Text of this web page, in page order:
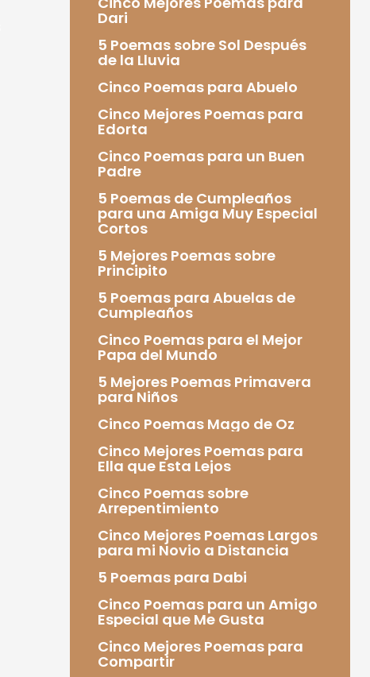
Dari
5 Poemas sobre Sol Después
de la Lluvia
Cinco Poemas para Abuelo
Cinco Mejores Poemas para
Edorta
Cinco Poemas para un Buen
Padre
5 Poemas de Cumpleaños
para una Amiga Muy Especial
Cortos
5 Mejores Poemas sobre
Principito
5 Poemas para Abuelas de
Cumpleaños
Cinco Poemas para el Mejor
Papa del Mundo
5 Mejores Poemas Primavera
para Niños
Cinco Poemas Mago de Oz
Cinco Mejores Poemas para
Ella que Esta Lejos
Cinco Poemas sobre
Arrepentimiento
Cinco Mejores Poemas Largos
para mi Novio a Distancia
5 Poemas para Dabi
Cinco Poemas para un Amigo
Especial que Me Gusta
Cinco Mejores Poemas para
Compartir